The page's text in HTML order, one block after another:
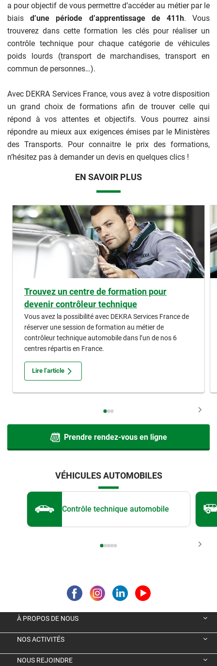
VÉHICULES AUTOMOBILES
Contrôle technique automobile
a pour objectif de vous permettre d’accéder au métier par le
biaisd’une période d’apprentissage de 411h. Vous
trouverez dans cette formation les clés pour réaliser un
contrôle technique pour chaque catégorie de véhicules
poids lourds (transport de marchandises, transport en
commun de personnes…).
Avec DEKRA Services France, vous avez à votre disposition
un grand choix de formations afin de trouver celle qui
répond à vos attentes et objectifs. Vous pourrez ainsi
répondre au mieux aux exigences émises par le Ministères
des Transports. Pour connaitre le prix des formations,
n’hésitez pas à demander un devis en quelques clics !
EN SAVOIR PLUS
Trouvez un centre de formation pour
devenir contrôleur technique
Vous avez la possibilité avec DEKRA Services France de
réserver une session de formation au métier de
contrôleur technique automobile dans l’un de nos 6
centres répartis en France.
Lire l’article
Prendre rendez-vous en ligne
À PROPOS DE NOUS
NOS ACTIVITÉS
NOUS REJOINDRE